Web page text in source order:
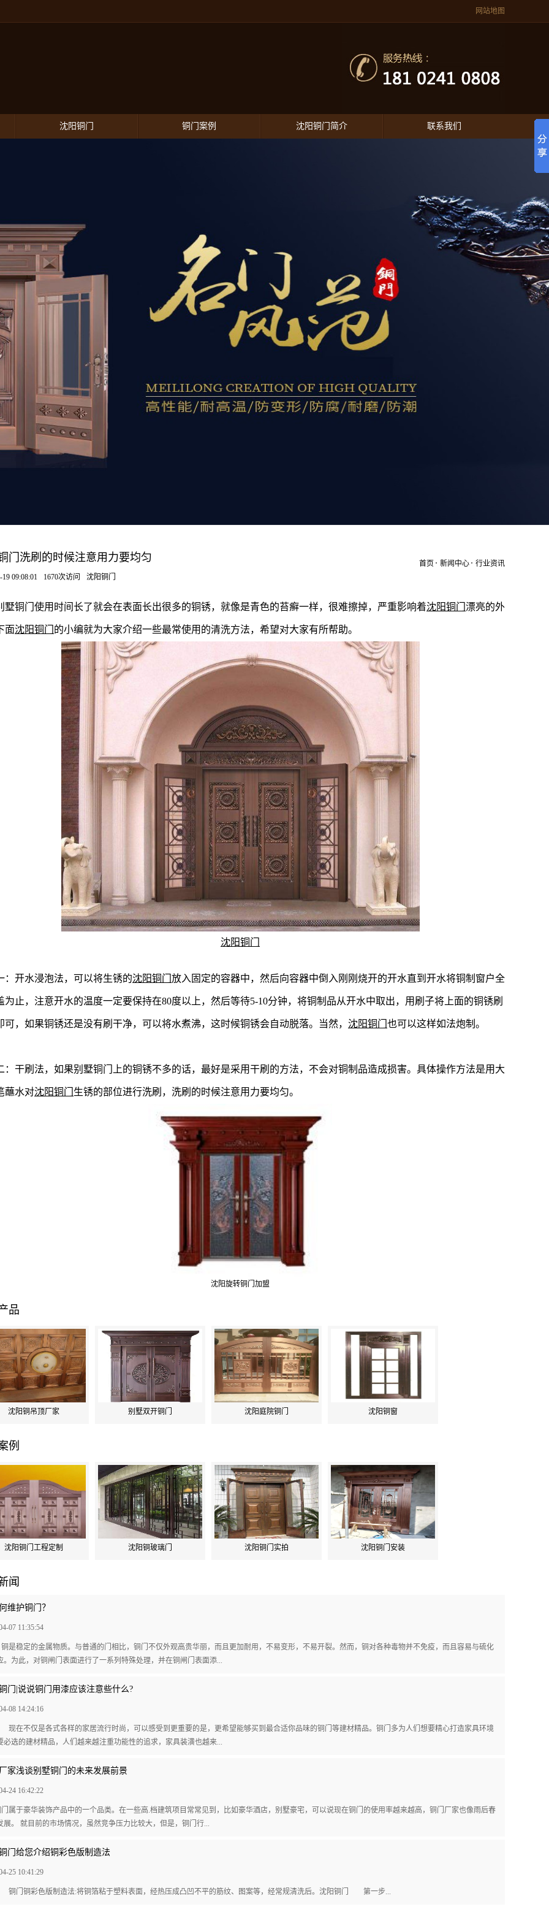
网站地图
沈阳铜门 铜门案例 沈阳铜门简介 联系我们
门洗刷的时候注意用力要均匀 首页 新闻中心
行业资讯
19 09:08:01
1670次访问 沈阳铜门
墅铜门使用时间长了就会在表面长出很多的铜锈，就像是青色的苔癣一样，很难擦掉，严重影响着沈阳铜门 漂亮的外
面沈阳铜门 的小编就为大家介绍一些最常使用的清洗方法，希望对大家有所帮助。
沈阳铜门
：开水浸泡法，可以将生锈的沈阳铜门 放入固定的容器中，然后向容器中倒入刚刚烧开的开水直到开水将铜制窗户全
为止，注意开水的温度一定要保持在80度以上，然后等待5-10分钟，将铜制品从开水中取出，用刷子将上面的铜锈刷
可，如果铜锈还是没有刷干净，可以将水煮沸，这时候铜锈会自动脱落。当然， 沈阳铜门 也可以这样如法炮制。
：干刷法，如果别墅铜门上的铜锈不多的话，最好是采用干刷的方法，不会对铜制品造成损害。具体操作方法是用大
蘸水对沈阳铜门 生锈的部位进行洗刷，洗刷的时候注意用力要均匀。
沈阳旋转铜门加盟
品
沈阳铜吊顶厂家 别墅双开铜门 沈阳庭院铜门 沈阳铜窗
例
沈阳铜门工程定制 沈阳铜玻璃门 沈阳铜门实拍 沈阳铜门安装
闻
护铜门？
07 11:35:54
是稳定的金属物质。与普通的门相比，铜门不仅外观高贵华丽，而且更加耐用，不易变形，不易开裂。然而，铜对各种毒物并不免疫，而且容易与硫化
。为此，对铜闸门表面进行了一系列特殊处理，并在铜闸门表面添...
门|说说铜门用漆应该注意些什么?
08 14:24:16
在不仅是各式各样的家居流行时尚，可以感受到更重要的是，更希望能够买到最合适你品味的铜门等建材精品。铜门多为人们想要精心打造家具环境
必选的建材精品，人们越来越注重功能性的追求，家具装潢也越来...
家浅谈别墅铜门的未来发展前景
24 16:42:22
属于豪华装饰产品中的一个品类。在一些高.档建筑项目常常见到，比如豪华酒店，别墅豪宅，可以说现在铜门的使用率越来越高，铜门厂家也像雨后春
展。 就目前的市场情况，虽然竞争压力比较大，但是，铜门行...
门给您介绍铜彩色版制造法
25 10:41:29
门铜彩色版制造法:将铜箔粘于塑料表面，经热压成凸凹不平的筋纹、图案等，经常规清洗后。沈阳铜门 第一步...